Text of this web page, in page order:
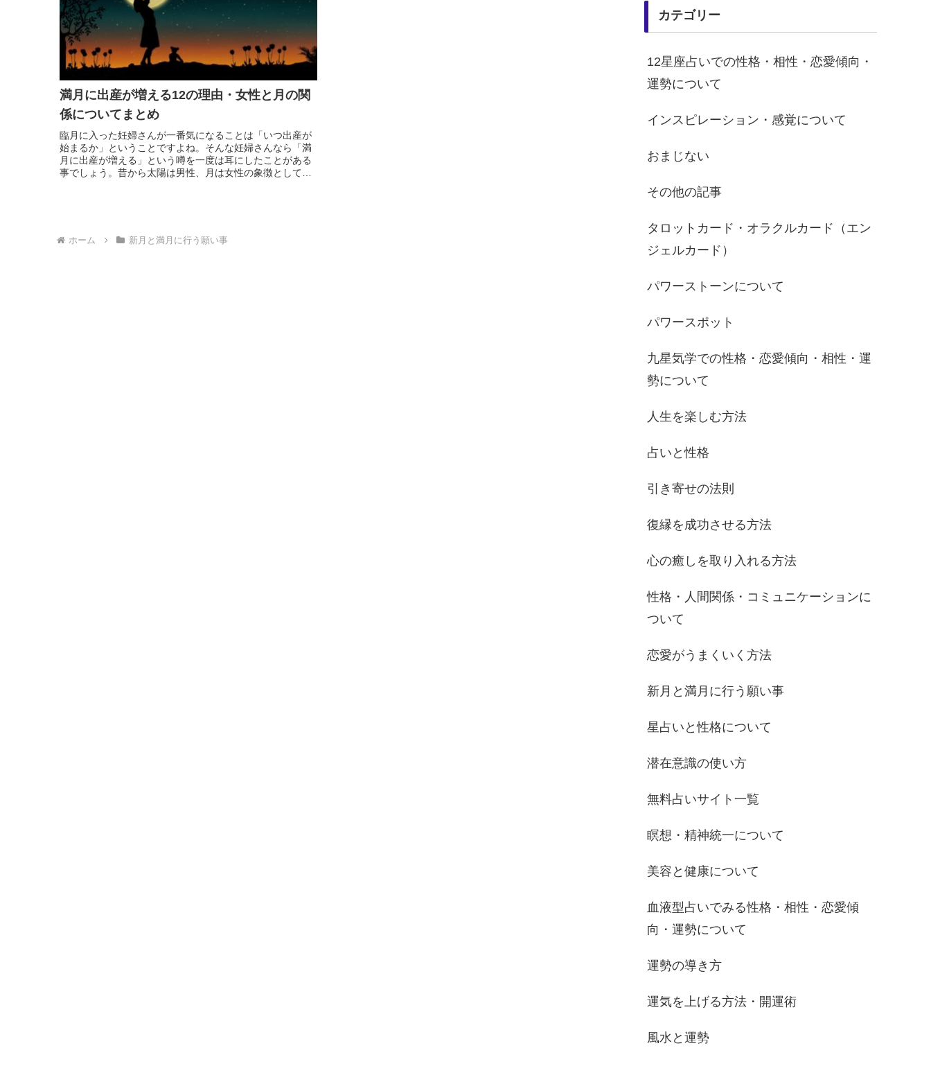
満月に出産が増える12の理由・女性と月の関
係についてまとめ
臨月に入った妊婦さんが一番気になることは「いつ出産が
始まるか」ということですよね。そんな妊婦さんなら「満
月に出産が増える」という噂を一度は耳にしたことがある
事でしょう。昔から太陽は男性、月は女性の象徴として扱
ホーム 新月と満月に行う願い事
カテゴリー
12星座占いでの性格・相性・恋愛傾向・
運勢について
インスピレーション・感覚について
おまじない
その他の記事
タロットカード・オラクルカード（エン
ジェルカード）
パワーストーンについて
パワースポット
九星気学での性格・恋愛傾向・相性・運
勢について
人生を楽しむ方法
占いと性格
引き寄せの法則
復縁を成功させる方法
心の癒しを取り入れる方法
性格・人間関係・コミュニケーションに
ついて
恋愛がうまくいく方法
新月と満月に行う願い事
星占いと性格について
潜在意識の使い方
無料占いサイト一覧
瞑想・精神統一について
美容と健康について
血液型占いでみる性格・相性・恋愛傾
向・運勢について
運勢の導き方
運気を上げる方法・開運術
風水と運勢